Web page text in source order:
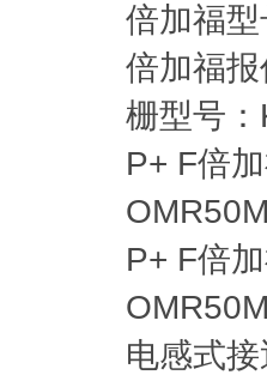
倍加福
倍加福
栅型号
P+ F倍
P+ F倍
电感式